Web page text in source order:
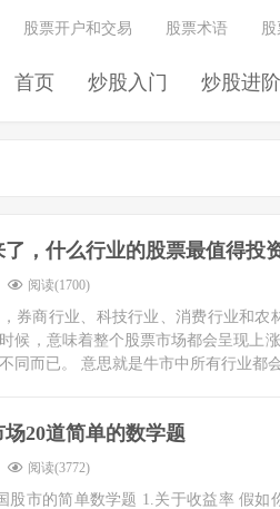
首页 炒股入门 炒股进阶
股票开户和交易 股票术语
，什么行业的股票最值得投
阅读(1700)
券商行业、科技行业、消费行业和
候，意味着整个股票市场都会呈现上
同而已。 意思就是牛市中所有行业都
20道简单的数学题
阅读(3772)
股市的简单数学题 1.关于收益率 假如